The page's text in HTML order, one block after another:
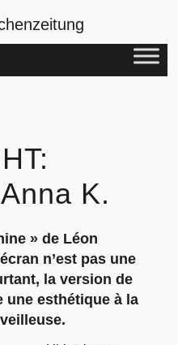
K.
» de Léon
n’est pas une
la version de
une esthétique à la